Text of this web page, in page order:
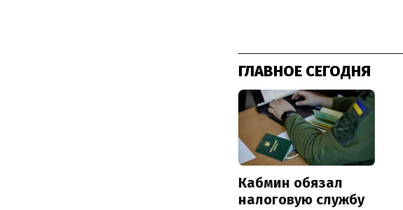
ГЛАВНОЕ СЕГОДНЯ
Кабмин обязал
налоговую службу